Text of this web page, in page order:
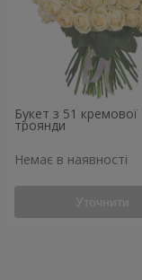
Букет з 51 кремової
троянди
Немає в наявності
Уточнити